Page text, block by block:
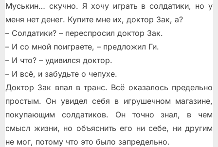
Муськин… скучно. Я хочу играть в солдатики, но у
меня нет денег. Купите мне их, доктор Зак, а?
– Солдатики? – переспросил доктор Зак.
– И со мной поиграете, – предложил Ги.
– И что? – удивился доктор.
– И всё, и забудьте о чепухе.
Доктор Зак впал в транс. Всё оказалось предельно
простым. Он увидел себя в игрушечном магазине,
покупающим солдатиков. Он точно знал, в чeм
смысл жизни, но объяснить его ни себе, ни другим
не мог, потому что это было запредельно.